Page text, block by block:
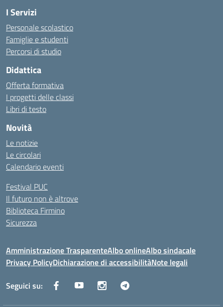
I Servizi
Personale scolastico
Famiglie e studenti
Percorsi di studio
Didattica
Offerta formativa
I progetti delle classi
Libri di testo
Novità
Le notizie
Le circolari
Calendario eventi
Festival PUC
Il futuro non è altrove
Biblioteca Firmino
Sicurezza
Amministrazione TrasparenteAlbo onlineAlbo sindacale
Privacy PolicyDichiarazione di accessibilitàNote legali
Seguici su: